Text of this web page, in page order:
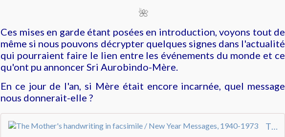
🌺
Ces mises en garde étant posées en introduction, voyons tout de
même si nous pouvons décrypter quelques signes dans l'actualité
qui pourraient faire le lien entre les événements du monde et ce
qu'ont pu annoncer Sri Aurobindo-Mère.
En ce jour de l'an, si Mère était encore incarnée, quel message
nous donnerait-elle ?
The Mother's handwriting in facsimile / New Year Messages, 1940-1973